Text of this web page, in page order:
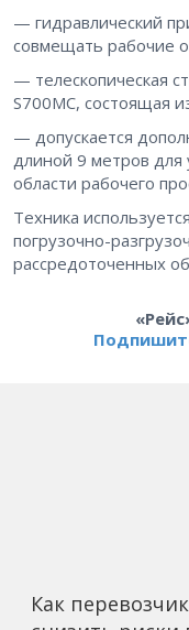
— гидравлический
совмещать рабочие
— телескопическая
S700MC, состоящая
— допускается
длиной 9 метров
области рабочего
Техника
погрузочно-
рассредоточенных
Как